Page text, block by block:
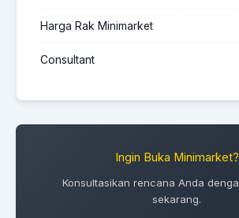
Harga Rak Minimarket
Consultant
Ingin Buka Minimarket?
Konsultasikan rencana Anda
sekarang.